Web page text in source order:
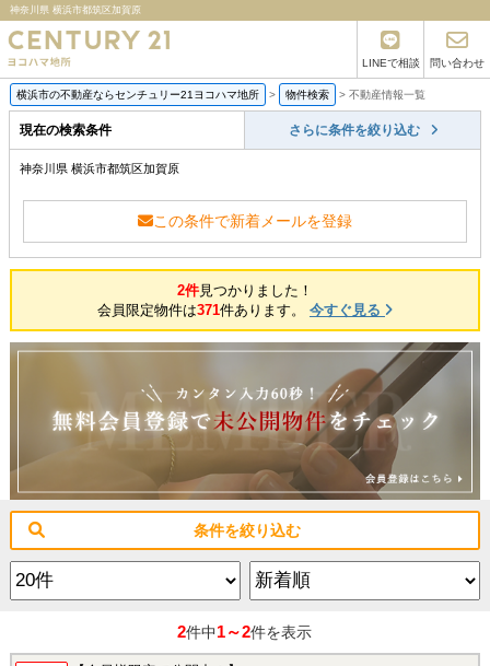
神奈川県 横浜市都筑区加賀原
LINEで相談 問い合わせ
横浜市の不動産ならセンチュリー21ヨコハマ地所 > 物件検索 > 不動産情報一覧
現在の検索条件 さらに条件を絞り込む
神奈川県 横浜市都筑区加賀原
この条件で新着メールを登録
2件見つかりました！
会員限定物件は371件あります。 今すぐ見る
条件を絞り込む
2件中1～2件を表示